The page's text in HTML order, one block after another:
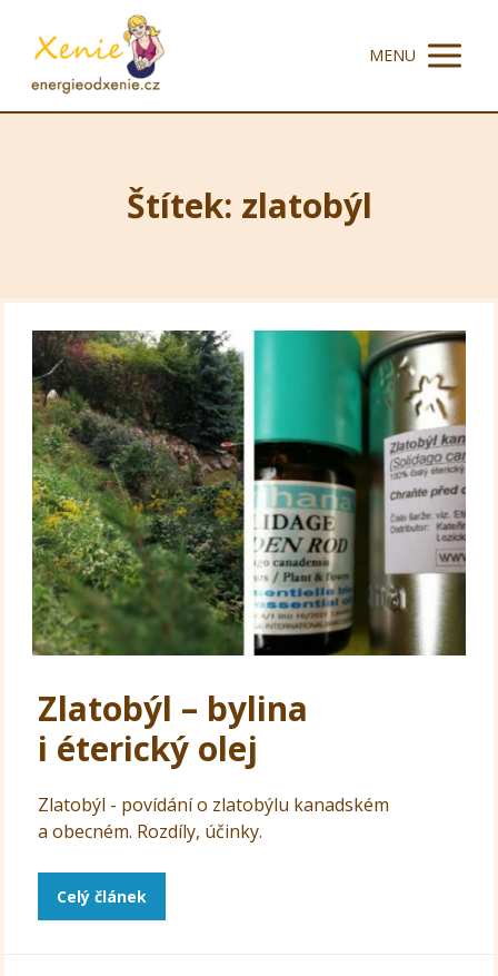
MENU
Štítek: zlatobýl
Zlatobýl – bylina
i éterický olej
Zlatobýl - povídání o zlatobýlu kanadském
a obecném. Rozdíly, účinky.
Celý článek